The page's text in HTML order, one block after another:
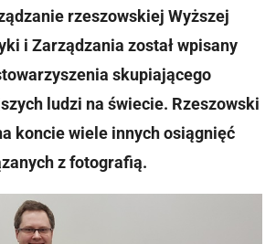
rzeszowskiej Wyższej
i Zarządzania został wpisany
skupiającego
ludzi na świecie. Rzeszowski
koncie wiele innych osiągnięć
z fotografią.